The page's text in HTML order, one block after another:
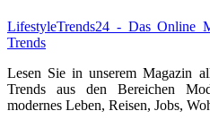
LifestyleTrends24 - Das Online
Trends
Lesen Sie in unserem Magazin
Trends aus den Bereichen
modernes Leben, Reisen, Jobs,